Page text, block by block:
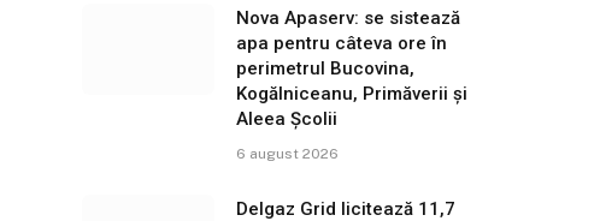
Nova Apaserv: se sistează
apa pentru câteva ore în
perimetrul Bucovina,
Kogălniceanu, Primăverii și
Aleea Școlii
6 august 2026
Delgaz Grid licitează 11,7